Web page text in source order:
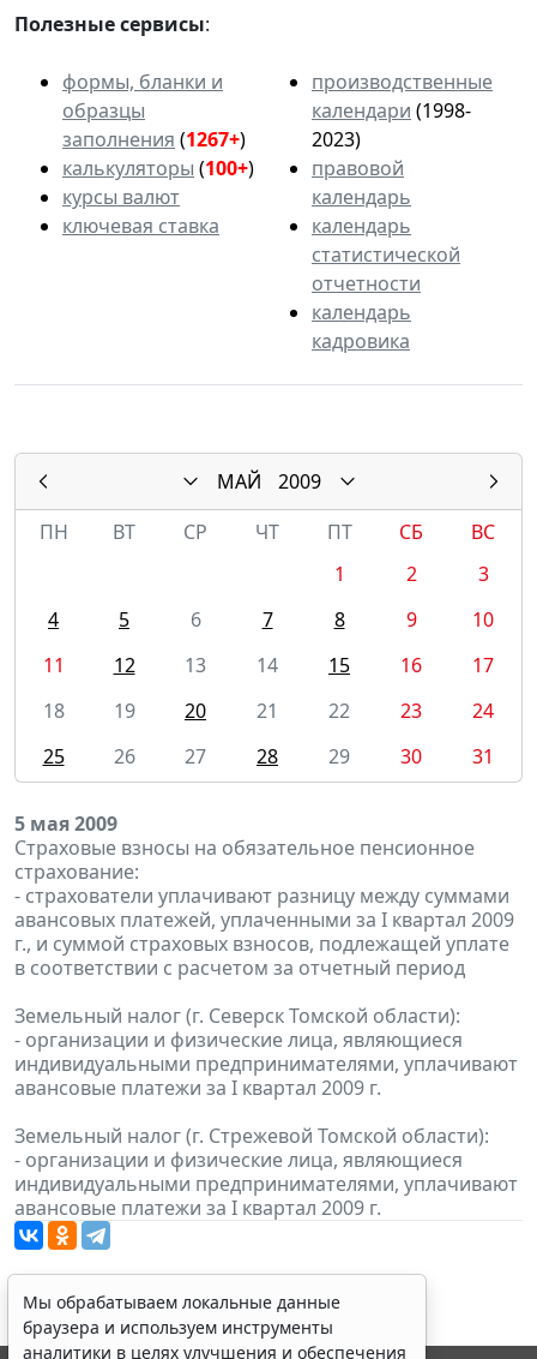
Полезные сервисы:
формы, бланки и
образцы
заполнения (1267+)
калькуляторы (100+)
курсы валют
ключевая ставка
производственные
календари (1998-
2023)
правовой
календарь
календарь
статистической
отчетности
календарь
кадровика
МАЙ
2009
ПН
ВТ СР ЧТ ПТ СБ
ВС
1
2
3
4
5 6 7 8 9
10
11
12 13 14 15 16
17
18
19 20 21 22 23
24
25
26 27 28 29 30 31
5 мая 2009
Страховые взносы на обязательное пенсионное
страхование:
- страхователи уплачивают разницу между суммами
авансовых платежей, уплаченными за I квартал 2009
г., и суммой страховых взносов, подлежащей уплате
в соответствии с расчетом за отчетный период
Земельный налог (г. Северск Томской области):
- организации и физические лица, являющиеся
индивидуальными предпринимателями, уплачивают
авансовые платежи за I квартал 2009 г.
Земельный налог (г. Стрежевой Томской области):
- организации и физические лица, являющиеся
индивидуальными предпринимателями, уплачивают
авансовые платежи за I квартал 2009 г.
Мы обрабатываем локальные данные
браузера и используем инструменты
аналитики в целях улучшения и обеспечения